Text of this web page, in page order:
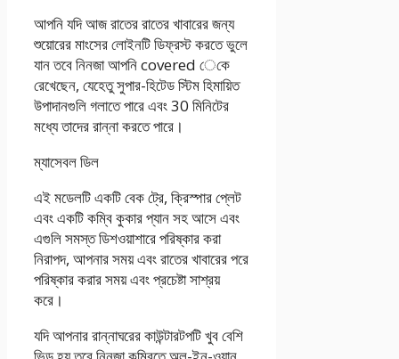
আপনি যদি আজ রাতের রাতের খাবারের জন্য
শুয়োরের মাংসের লোইনটি ডিফ্রস্ট করতে ভুলে
যান তবে নিনজা আপনি covered েকে
রেখেছেন, যেহেতু সুপার-হিটেড স্টিম হিমায়িত
উপাদানগুলি গলাতে পারে এবং 30 মিনিটের
মধ্যে তাদের রান্না করতে পারে।
ম্যাসেবল ডিল
এই মডেলটি একটি বেক ট্রে, ক্রিস্পার প্লেট
এবং একটি কম্বি কুকার প্যান সহ আসে এবং
এগুলি সমস্ত ডিশওয়াশারে পরিষ্কার করা
নিরাপদ, আপনার সময় এবং রাতের খাবারের পরে
পরিষ্কার করার সময় এবং প্রচেষ্টা সাশ্রয়
করে।
যদি আপনার রান্নাঘরের কাউন্টারটপটি খুব বেশি